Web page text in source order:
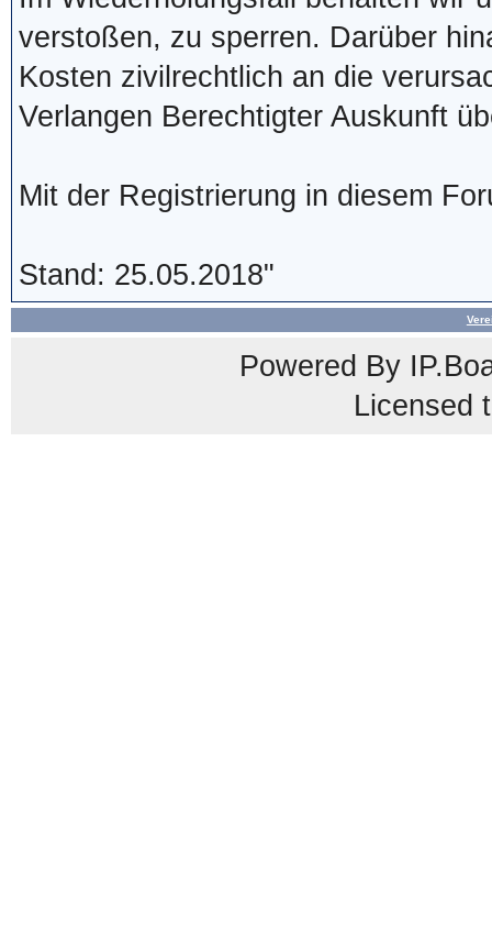
verstoßen, zu sperren. Darüber
Kosten zivilrechtlich an die
Verlangen Berechtigter Auskunft
Mit der Registrierung in diesem
Stand: 25.05.2018"
Powered By
Licensed